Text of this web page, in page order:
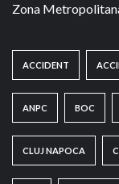
Zona
ACCIDENT
ANPC BOC
CLUJ NAPOCA